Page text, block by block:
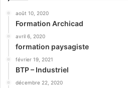
août 10, 2020
Formation Archicad
avril 6, 2020
formation paysagiste
février 19, 2021
BTP – Industriel
décembre 22, 2020